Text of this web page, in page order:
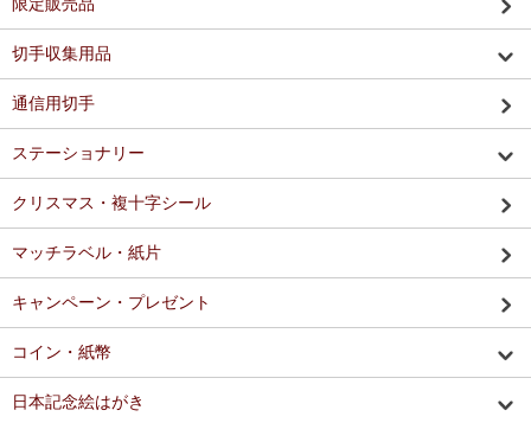
限定販売品
切手収集用品
通信用切手
ステーショナリー
クリスマス・複十字シール
マッチラベル・紙片
キャンペーン・プレゼント
コイン・紙幣
日本記念絵はがき